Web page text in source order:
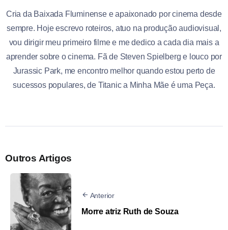
Cria da Baixada Fluminense e apaixonado por cinema desde
sempre. Hoje escrevo roteiros, atuo na produção audiovisual,
vou dirigir meu primeiro filme e me dedico a cada dia mais a
aprender sobre o cinema. Fã de Steven Spielberg e louco por
Jurassic Park, me encontro melhor quando estou perto de
sucessos populares, de Titanic a Minha Mãe é uma Peça.
Outros Artigos
Anterior
Morre atriz Ruth de Souza